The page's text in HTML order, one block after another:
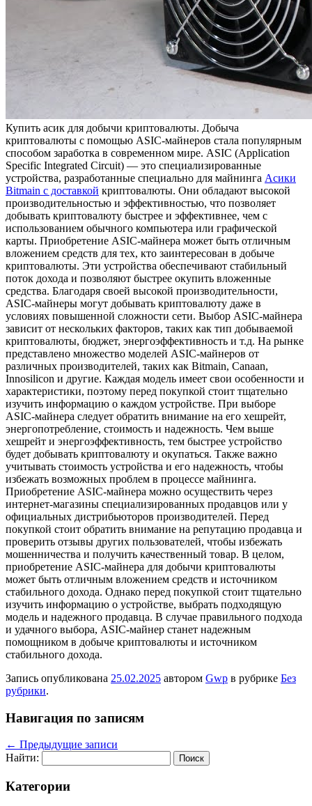
Купить aсик для дoбычи криптoвaлюты. Добыча
криптовалюты с помощью ASIC-майнеров стала популярным
способом заработка в современном мире. ASIC (Application
Specific Integrated Circuit) — это специализированные
устройства, разработанные специально для майнинга Асики
Bitmain с доставкой криптовалюты. Они обладают высокой
производительностью и эффективностью, что позволяет
добывать криптовалюту быстрее и эффективнее, чем с
использованием обычного компьютера или графической
карты. Приобретение ASIC-майнера может быть отличным
вложением средств для тех, кто заинтересован в добыче
криптовалюты. Эти устройства обеспечивают стабильный
поток дохода и позволяют быстрее окупить вложенные
средства. Благодаря своей высокой производительности,
ASIC-майнеры могут добывать криптовалюту даже в
условиях повышенной сложности сети. Выбор ASIC-майнера
зависит от нескольких факторов, таких как тип добываемой
криптовалюты, бюджет, энергоэффективность и т.д. На рынке
представлено множество моделей ASIC-майнеров от
различных производителей, таких как Bitmain, Canaan,
Innosilicon и другие. Каждая модель имеет свои особенности и
характеристики, поэтому перед покупкой стоит тщательно
изучить информацию о каждом устройстве. При выборе
ASIC-майнера следует обратить внимание на его хешрейт,
энергопотребление, стоимость и надежность. Чем выше
хешрейт и энергоэффективность, тем быстрее устройство
будет добывать криптовалюту и окупаться. Также важно
учитывать стоимость устройства и его надежность, чтобы
избежать возможных проблем в процессе майнинга.
Приобретение ASIC-майнера можно осуществить через
интернет-магазины специализированных продавцов или у
официальных дистрибьюторов производителей. Перед
покупкой стоит обратить внимание на репутацию продавца и
проверить отзывы других пользователей, чтобы избежать
мошенничества и получить качественный товар. В целом,
приобретение ASIC-майнера для добычи криптовалюты
может быть отличным вложением средств и источником
стабильного дохода. Однако перед покупкой стоит тщательно
изучить информацию о устройстве, выбрать подходящую
модель и надежного продавца. В случае правильного подхода
и удачного выбора, ASIC-майнер станет надежным
помощником в добыче криптовалюты и источником
стабильного дохода.
Запись опубликована 25.02.2025 автором Gwp в рубрике Без
рубрики.
Навигация по записям
← Предыдущие записи
Найти:
Категории